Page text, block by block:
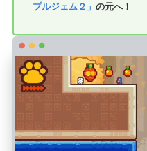
プルジェム２」 の元へ！